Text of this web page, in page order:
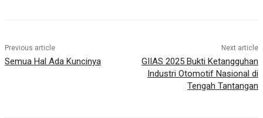
Previous article
Semua Hal Ada Kuncinya
Next article
GIIAS 2025 Bukti Ketangguhan
Industri Otomotif Nasional di
Tengah Tantangan